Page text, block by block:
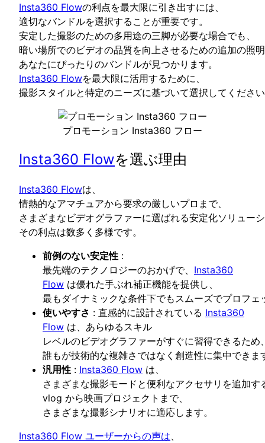
Insta360 Flowの利点を最大限に引き出すには、
適切なバンドルを選択することが重要です。
安定した撮影のための多用途の三脚が必要な場合でも、
暗い場所でのビデオの品質を向上させるための追加の照
あなたにぴったりのバンドルが見つかります。
Insta360 Flowを最大限に活用するために、
撮影スタイルと特定のニーズに基づいて選択してくださ
プロモーション Insta360 フロー
Insta360 Flowを選ぶ理由
Insta360 Flowは、
情熱的なアマチュアから要求の厳しいプロまで、
さまざまなビデオグラファーに選ばれる安定化ソリュー
その利点は数多く多様です。
前例のない安定性 :
最先端のテクノロジーのおかげで、 Insta360
Flow は優れた手ぶれ補正機能を提供し、
最もダイナミックな条件下でもスムーズでプロフ
使いやすさ : 直感的に設計されている Insta360
Flow は、あらゆるスキル
レベルのビデオグラファーがすぐに習得できるため
誰もが技術的な複雑さではなく創造性に集中できま
汎用性 : Insta360 Flow は、
さまざまな撮影モードと便利なアクセサリを追加す
vlog から映画プロジェクトまで、
さまざまな撮影シナリオに適応します。
Insta360 Flow ユーザーからの声は、